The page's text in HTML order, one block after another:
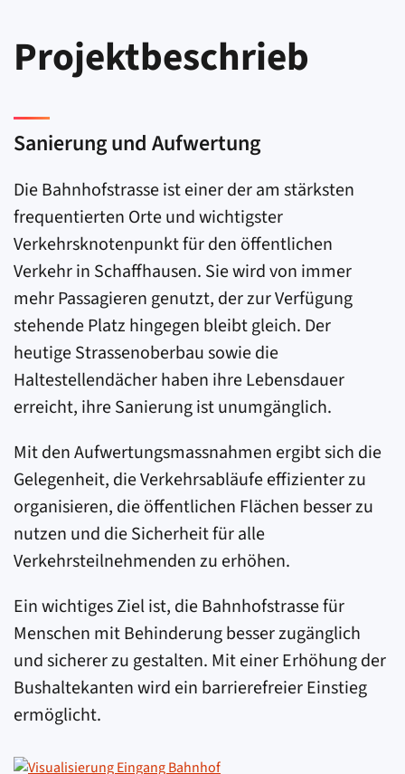
Projektbeschrieb
Sanierung und Aufwertung
Die Bahnhofstrasse ist einer der am stärksten
frequentierten Orte und wichtigster
Verkehrsknotenpunkt für den öffentlichen
Verkehr in Schaffhausen. Sie wird von immer
mehr Passagieren genutzt, der zur Verfügung
stehende Platz hingegen bleibt gleich. Der
heutige Strassenoberbau sowie die
Haltestellendächer haben ihre Lebensdauer
erreicht, ihre Sanierung ist unumgänglich.
Mit den Aufwertungsmassnahmen ergibt sich die
Gelegenheit, die Verkehrsabläufe effizienter zu
organisieren, die öffentlichen Flächen besser zu
nutzen und die Sicherheit für alle
Verkehrsteilnehmenden zu erhöhen.
Ein wichtiges Ziel ist, die Bahnhofstrasse für
Menschen mit Behinderung besser zugänglich
und sicherer zu gestalten. Mit einer Erhöhung der
Bushaltekanten wird ein barrierefreier Einstieg
ermöglicht.